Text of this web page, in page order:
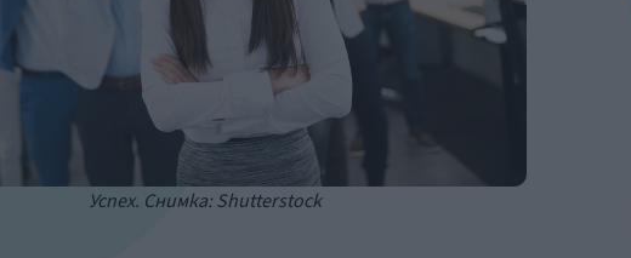
Успех. Снимка: Shutterstock